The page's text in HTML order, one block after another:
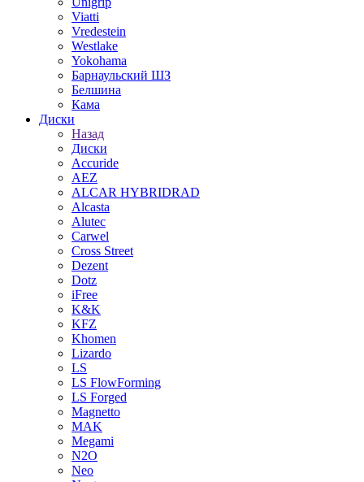
Viatti
Vredestein
Westlake
Yokohama
Барнаульский ШЗ
Белшина
Кама
Диски
Назад
Диски
Accuride
AEZ
ALCAR HYBRIDRAD
Alcasta
Alutec
Carwel
Cross Street
Dezent
Dotz
iFree
K&K
KFZ
Khomen
Lizardo
LS
LS FlowForming
LS Forged
Magnetto
MAK
Megami
N2O
Neo